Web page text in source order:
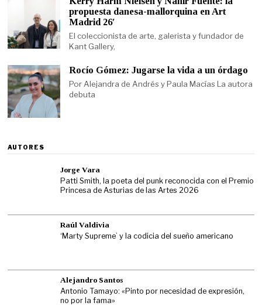
propuesta danesa-mallorquina en Art
Madrid 26′
El coleccionista de arte, galerista y fundador de
Kant Gallery,
Rocío Gómez: Jugarse la vida a un órdago
Por Alejandra de Andrés y Paula Macías La autora
debuta
AUTORES
Jorge Vara
Patti Smith, la poeta del punk reconocida con el Premio
Princesa de Asturias de las Artes 2026
Raúl Valdivia
‘Marty Supreme’ y la codicia del sueño americano
Alejandro Santos
Antonio Tamayo: «Pinto por necesidad de expresión,
no por la fama»